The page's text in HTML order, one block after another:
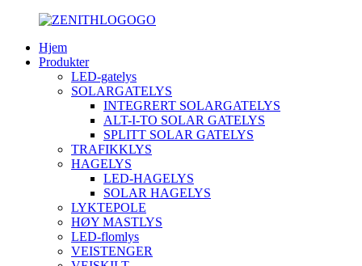
Hjem
Produkter
LED-gatelys
SOLARGATELYS
INTEGRERT SOLARGATELYS
ALT-I-TO SOLAR GATELYS
SPLITT SOLAR GATELYS
TRAFIKKLYS
HAGELYS
LED-HAGELYS
SOLAR HAGELYS
LYKTEPOLE
HØY MASTLYS
LED-flomlys
VEISTENGER